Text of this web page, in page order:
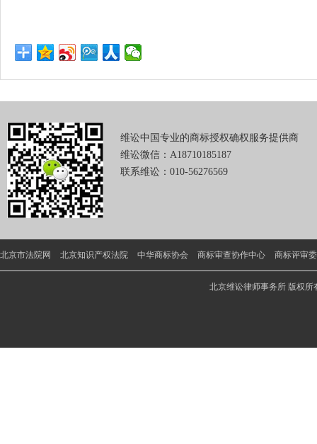
维讼中国专业的商标授权确权服务提供商
维讼微信：A18710185187
联系维讼：010-56276569
北京市法院网 北京知识产权法院 中华商标协会 商标审查协作中心 商标评审
北京维讼律师事务所 版权所